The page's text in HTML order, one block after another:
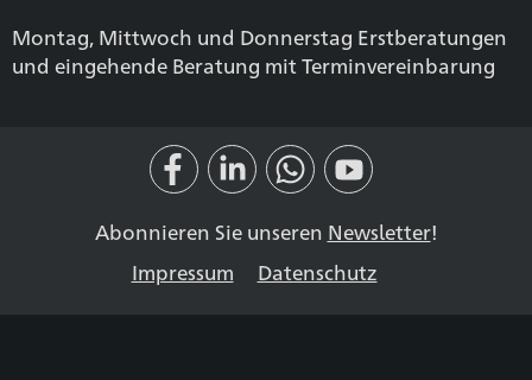
Montag, Mittwoch und Donnerstag Erstberatungen
und eingehende Beratung mit Terminvereinbarung
Abonnieren Sie unseren Newsletter!
Impressum
Datenschutz